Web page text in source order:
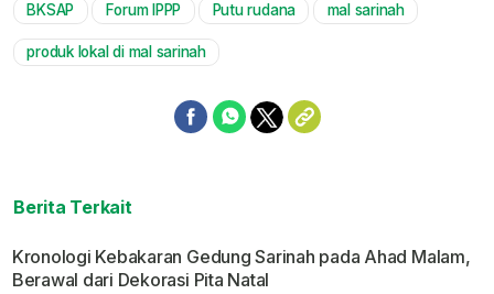
Mute
BKSAP Forum IPPP Putu rudana mal sarinah
produk lokal di mal sarinah
Berita Terkait
Kronologi Kebakaran Gedung Sarinah pada Ahad Malam,
Berawal dari Dekorasi Pita Natal